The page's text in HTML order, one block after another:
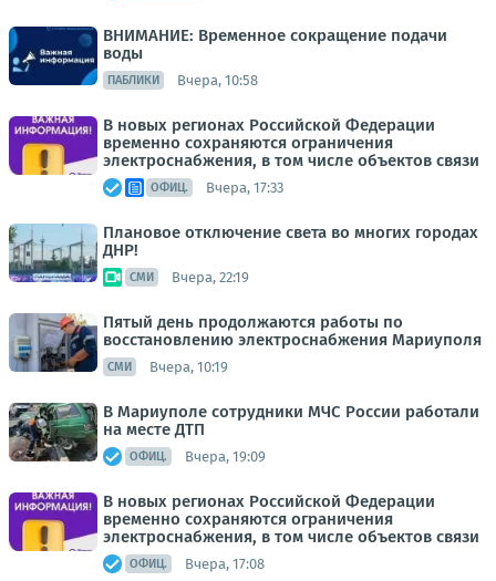
ВНИМАНИЕ: Временное сокращение подачи
воды
ПАБЛИКИ Вчера, 10:58
В новых регионах Российской Федерации
временно сохраняются ограничения
электроснабжения, в том числе объектов связи
ОФИЦ. Вчера, 17:33
Плановое отключение света во многих городах
ДНР!
СМИ Вчера, 22:19
Пятый день продолжаются работы по
восстановлению электроснабжения Мариуполя
СМИ Вчера, 10:19
В Мариуполе сотрудники МЧС России работали
на месте ДТП
ОФИЦ. Вчера, 19:09
В новых регионах Российской Федерации
временно сохраняются ограничения
электроснабжения, в том числе объектов связи
ОФИЦ. Вчера, 17:08